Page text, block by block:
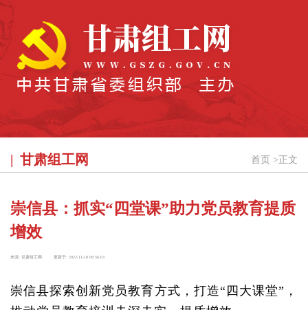
甘肃组工网 首页 > 正文
崇信县：抓实“四堂课”助力党员教育提质
增效
来源: 甘肃组工网 更新于: 2022-11-18 08:56:03
崇信县探索创新党员教育方式，打造“四大课堂”，